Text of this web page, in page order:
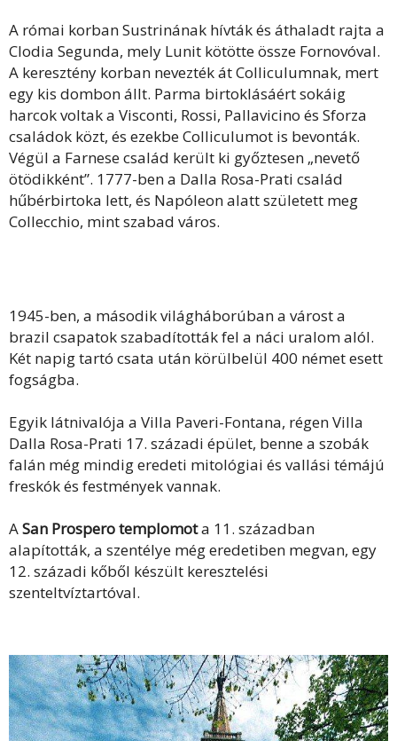
A római korban Sustrinának hívták és áthaladt rajta a
Clodia Segunda, mely Lunit kötötte össze Fornovóval.
A keresztény korban nevezték át Colliculumnak, mert
egy kis dombon állt. Parma birtoklásáért sokáig
harcok voltak a Visconti, Rossi, Pallavicino és Sforza
családok közt, és ezekbe Colliculumot is bevonták.
Végül a Farnese család került ki győztesen „nevető
ötödikként”. 1777-ben a Dalla Rosa-Prati család
hűbérbirtoka lett, és Napóleon alatt született meg
Collecchio, mint szabad város.
1945-ben, a második világháborúban a várost a
brazil csapatok szabadították fel a náci uralom alól.
Két napig tartó csata után körülbelül 400 német esett
fogságba.
Egyik látnivalója a Villa Paveri-Fontana, régen Villa
Dalla Rosa-Prati 17. századi épület, benne a szobák
falán még mindig eredeti mitológiai és vallási témájú
freskók és festmények vannak.
ASan Prospero templomota 11. században
alapították, a szentélye még eredetiben megvan, egy
12. századi kőből készült keresztelési
szenteltvíztartóval.